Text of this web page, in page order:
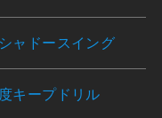
ャドースイング
キープドリル